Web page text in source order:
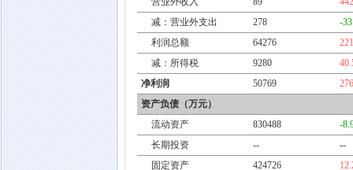
减：营业外支出
278
-
利润总额
64276
减：所得税
9280
净利润
50769
资产负债（万元）
流动资产
830488
-
长期投资
--
--
固定资产
424726